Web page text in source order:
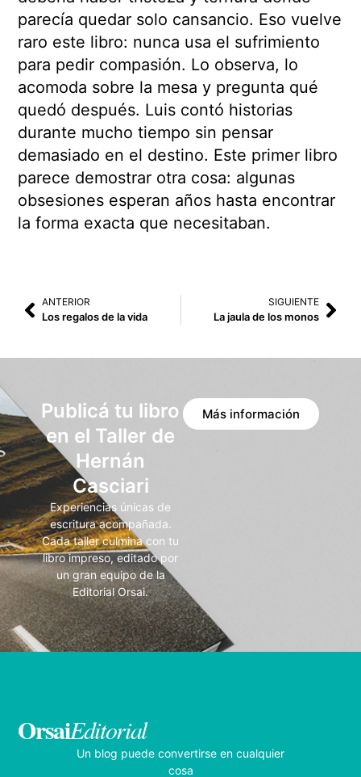
parecía quedar solo cansancio. Eso vuelve
raro este libro: nunca usa el sufrimiento
para pedir compasión. Lo observa, lo
acomoda sobre la mesa y pregunta qué
quedó después. Luis contó historias
durante mucho tiempo sin pensar
demasiado en el destino. Este primer libro
parece demostrar otra cosa: algunas
obsesiones esperan años hasta encontrar
la forma exacta que necesitaban.
ANTERIOR
Los regalos de la vida
SIGUIENTE
La jaula de los monos
Publicá tu libro
en el Taller de
Hernán
Casciari
Experiencias únicas de
escritura acompañada.
Cada taller culmina con tu
libro impreso, editado por
un gran equipo de la
Editorial Orsai.
Más información
OrsaiEditorial
Un blog puede convertirse en cualquier
cosa